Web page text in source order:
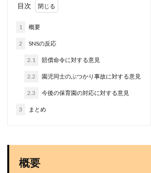
目次
1 概要
2 SNSの反応
2.1 賠償命令に対する意見
2.2 園児同士のぶつかり事故に対する意見
2.3 今後の保育園の対応に対する意見
3 まとめ
概要